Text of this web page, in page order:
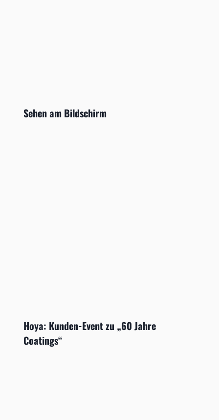
Sehen am Bildschirm
Hoya: Kunden-Event zu „60 Jahre
Coatings“